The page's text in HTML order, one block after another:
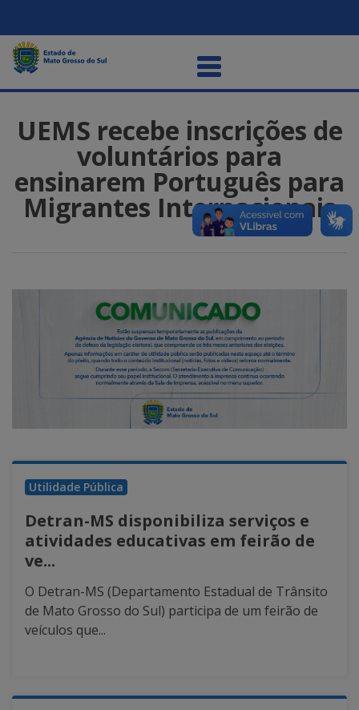
UEMS recebe inscrições de
voluntários para
ensinarem Português para
Migrantes Internacionais
Utilidade Pública
Detran-MS disponibiliza serviços e
atividades educativas em feirão de
ve...
O Detran-MS (Departamento Estadual de Trânsito
de Mato Grosso do Sul) participa de um feirão de
veículos que...